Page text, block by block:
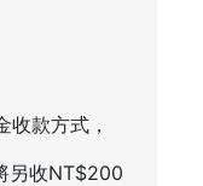
款方式，
另收NT$200